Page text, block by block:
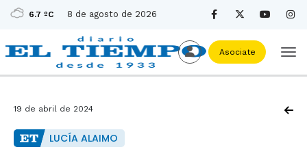
6.7 ºC 8 de agosto de 2026
Asociate
19 de abril de 2024
LUCÍA ALAIMO